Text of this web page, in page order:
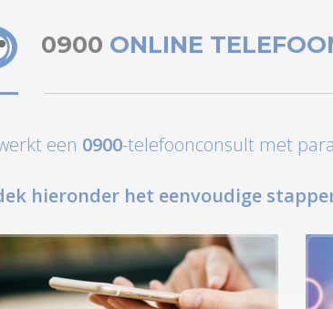
0900 ONLINE
een 0900-telefoonconsult met
hieronder het eenvoudige